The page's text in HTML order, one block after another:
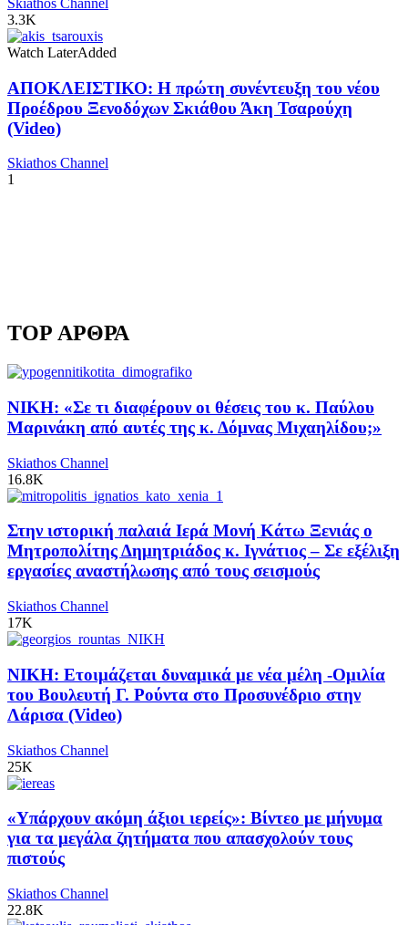
Skiathos Channel
3.3K
Watch LaterAdded
ΑΠΟΚΛΕΙΣΤΙΚΟ: Η πρώτη συνέντευξη του νέου
Προέδρου Ξενοδόχων Σκιάθου Άκη Τσαρούχη
(Video)
Skiathos Channel
1
TOP ΑΡΘΡΑ
ΝΙΚΗ: «Σε τι διαφέρουν οι θέσεις του κ. Παύλου
Μαρινάκη από αυτές της κ. Δόμνας Μιχαηλίδου;»
Skiathos Channel
16.8K
Στην ιστορική παλαιά Ιερά Μονή Κάτω Ξενιάς ο
Μητροπολίτης Δημητριάδος κ. Ιγνάτιος – Σε εξέλιξη
εργασίες αναστήλωσης από τους σεισμούς
Skiathos Channel
17K
ΝΙΚΗ: Ετοιμάζεται δυναμικά με νέα μέλη -Ομιλία
του Βουλευτή Γ. Ρούντα στο Προσυνέδριο στην
Λάρισα (Video)
Skiathos Channel
25K
«Υπάρχουν ακόμη άξιοι ιερείς»: Βίντεο με μήνυμα
για τα μεγάλα ζητήματα που απασχολούν τους
πιστούς
Skiathos Channel
22.8K